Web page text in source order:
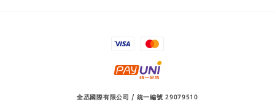
全丞國際有限公司 / 統一編號 29079510